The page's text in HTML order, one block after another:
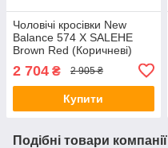
Чоловічі кросівки New
Balance 574 X SALEHE
Brown Red (Коричневі)
натуральний замш
текстиль демісезон
2 704 ₴ 2 905 ₴
Купити
Подібні товари компанії